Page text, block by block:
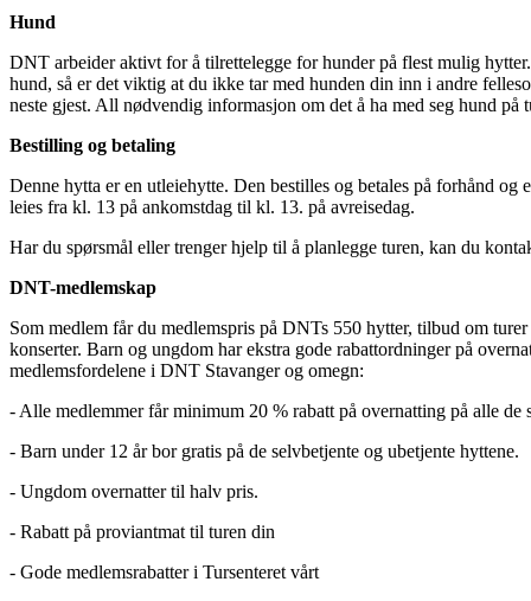
Hund
DNT arbeider aktivt for å tilrettelegge for hunder på flest mulig
hund, så er det viktig at du ikke tar med hunden din inn i andre
neste gjest. All nødvendig informasjon om det å ha med seg hund
Bestilling og betaling
Denne hytta er en utleiehytte. Den bestilles og betales på forhånd
leies fra kl. 13 på ankomstdag til kl. 13. på avreisedag.
Har du spørsmål eller trenger hjelp til å planlegge turen, kan du
DNT-medlemskap
Som medlem får du medlemspris på DNTs 550 hytter, tilbud om
konserter. Barn og ungdom har ekstra gode rabattordninger på
medlemsfordelene i DNT Stavanger og omegn:
- Alle medlemmer får minimum 20 % rabatt på overnatting på alle
- Barn under 12 år bor gratis på de selvbetjente og ubetjente hyttene.
- Ungdom overnatter til halv pris.
- Rabatt på proviantmat til turen din
- Gode medlemsrabatter i Tursenteret vårt